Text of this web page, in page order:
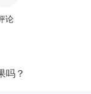
论
吗？